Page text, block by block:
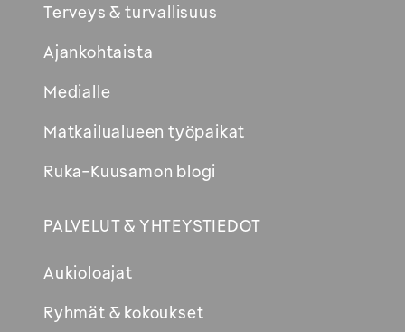
Terveys & turvallisuus
Ajankohtaista
Medialle
Matkailualueen työpaikat
Ruka-Kuusamon blogi
PALVELUT & YHTEYSTIEDOT
Aukioloajat
Ryhmät & kokoukset